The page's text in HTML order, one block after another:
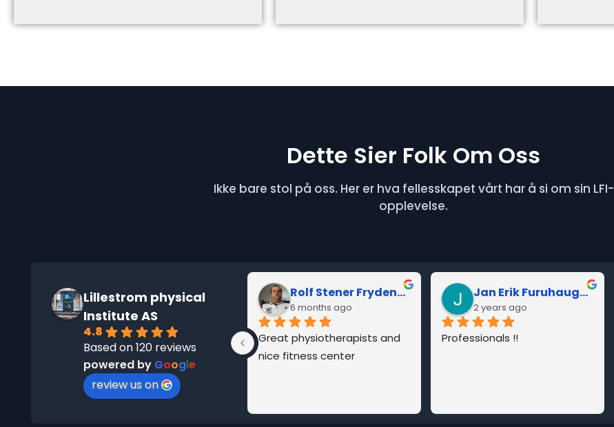
Dette Sier Folk Om Oss
Ikke bare stol på oss. Her er hva fellesskapet vårt har å si om sin LFI-
opplevelse.
Lillestrom physical
Institute AS
4.8
Based on 120 reviews
powered by Google
review us on
6 months ago
Great physiotherapists and
nice fitness center
Jan Erik Furuhaugen
2 years ago
Professionals !!
Sindre Winge (Winge)
2 years ago
Super satisfied with my visit.